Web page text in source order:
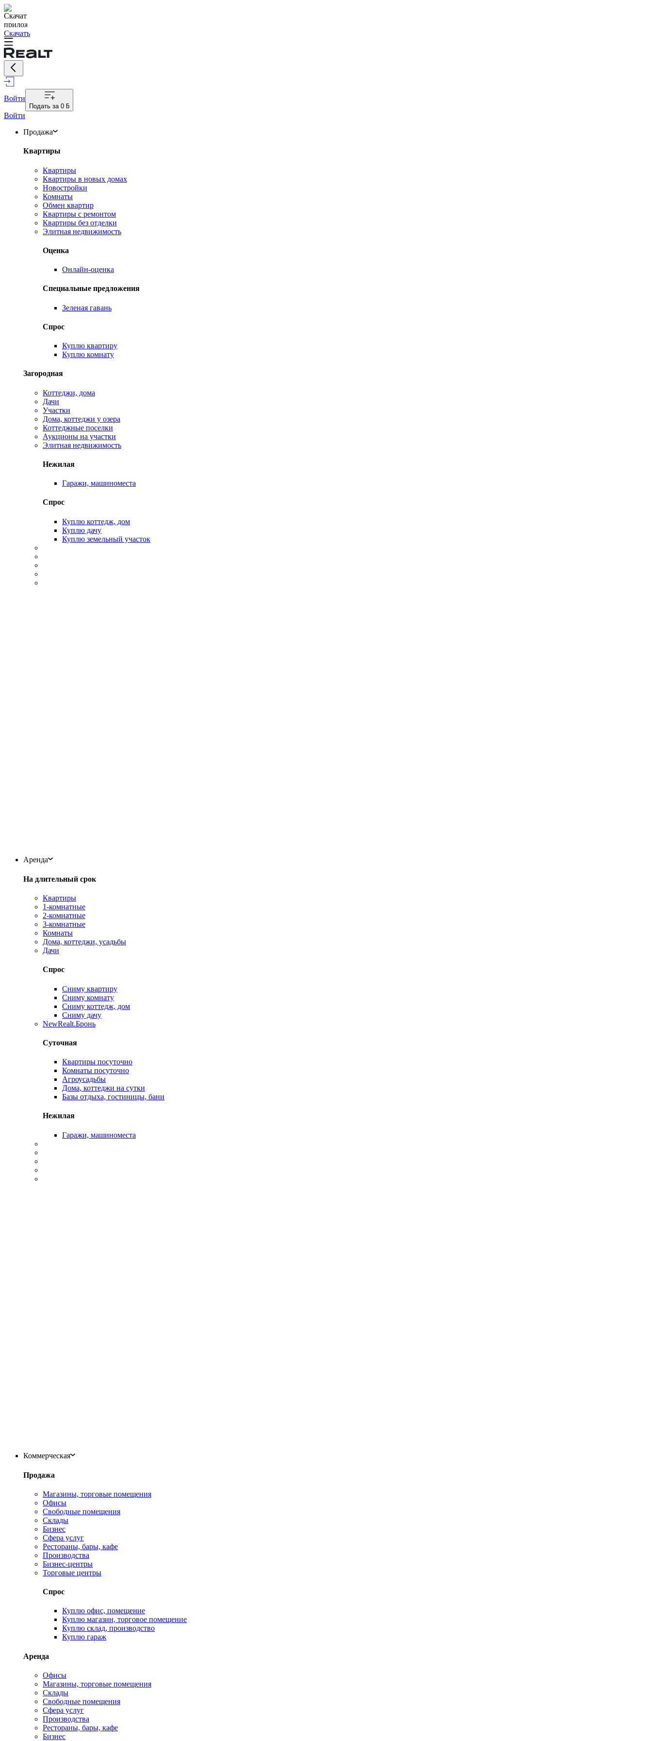
Скачать
Войти
Подать за 0 ƃ
Войти
Продажа
Квартиры
Квартиры
Квартиры в новых домах
Новостройки
Комнаты
Обмен квартир
Квартиры с ремонтом
Квартиры без отделки
Элитная недвижимость
Оценка
Онлайн-оценка
Специальные предложения
Зеленая гавань
Спрос
Куплю квартиру
Куплю комнату
Загородная
Коттеджи, дома
Дачи
Участки
Дома, коттеджи у озера
Коттеджные поселки
Аукционы на участки
Элитная недвижимость
Нежилая
Гаражи, машиноместа
Спрос
Куплю коттедж, дом
Куплю дачу
Куплю земельный участок
Аренда
На длительный срок
Квартиры
1-комнатные
2-комнатные
3-комнатные
Комнаты
Дома, коттеджи, усадьбы
Дачи
Спрос
Сниму квартиру
Сниму комнату
Сниму коттедж, дом
Сниму дачу
NewRealt.Бронь
Суточная
Квартиры посуточно
Комнаты посуточно
Агроусадьбы
Дома, коттеджи на сутки
Базы отдыха, гостиницы, бани
Нежилая
Гаражи, машиноместа
Коммерческая
Продажа
Магазины, торговые помещения
Офисы
Свободные помещения
Склады
Бизнес
Сфера услуг
Рестораны, бары, кафе
Производства
Бизнес-центры
Торговые центры
Спрос
Куплю офис, помещение
Куплю магазин, торговое помещение
Куплю склад, производство
Куплю гараж
Аренда
Офисы
Магазины, торговые помещения
Склады
Свободные помещения
Сфера услуг
Производства
Рестораны, бары, кафе
Бизнес